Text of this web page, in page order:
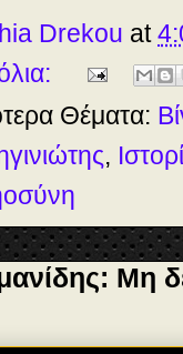
Drekou at
Θέματα:
,
Μη